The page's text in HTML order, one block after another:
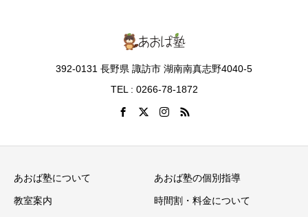
392-0131 長野県 諏訪市 湖南南真志野4040-5
TEL : 0266-78-1872
あおば塾について あおば塾の個別指導
教室案内 時間割・料金について